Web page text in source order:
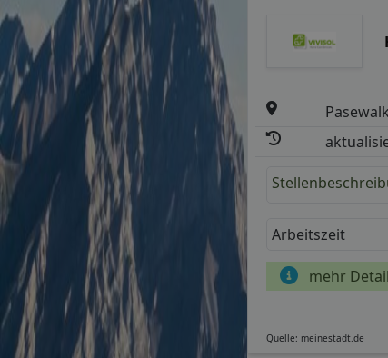
Pasewalk
Arbeitszeit
mehr
Quelle: meinestadt.de